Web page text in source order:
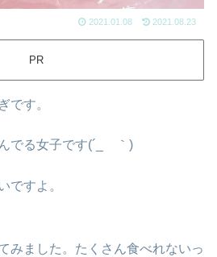
2021.01.08 2021.08.23
PR
です。
でる女子です(´_ゝ｀)
ですよ。
みました。たくさん食べれないっ